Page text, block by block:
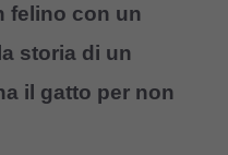
felino con un
storia di un
il gatto per non